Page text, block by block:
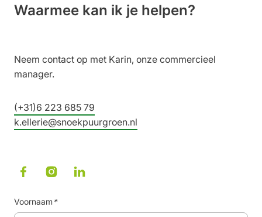
Waarmee kan ik je helpen?
Neem contact op met Karin, onze commercieel
manager.
(+31)6 223 685 79
k.ellerie@snoekpuurgroen.nl
Voornaam *